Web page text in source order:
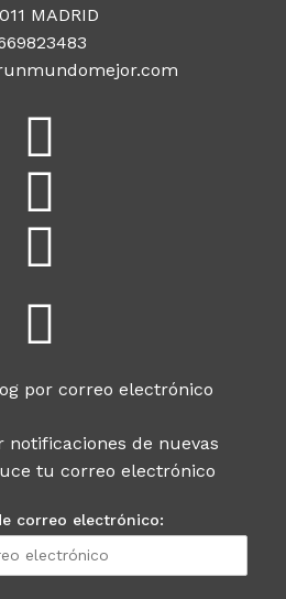
MADRID
por correo electrónico
notificaciones de nuevas
tu correo electrónico
correo electrónico: